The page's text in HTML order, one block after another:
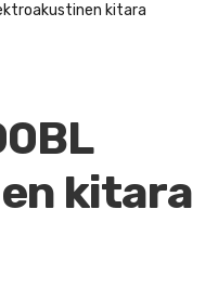
kitara
kitara